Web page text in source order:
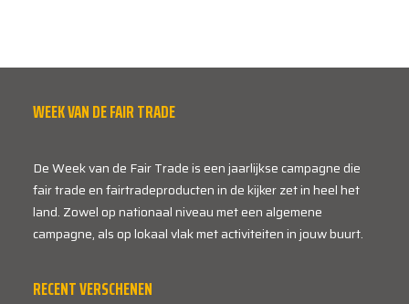
WEEK VAN DE FAIR TRADE
De Week van de Fair Trade is een jaarlijkse campagne die
fair trade en fairtradeproducten in de kijker zet in heel het
land. Zowel op nationaal niveau met een algemene
campagne, als op lokaal vlak met activiteiten in jouw buurt.
RECENT VERSCHENEN